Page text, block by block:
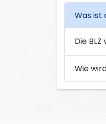
Was ist
Die
Wie